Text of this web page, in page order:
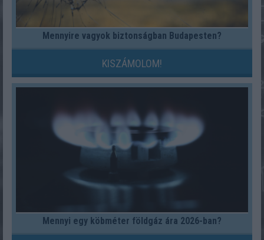
Mennyire vagyok biztonságban Budapesten?
KISZÁMOLOM!
Mennyi egy köbméter földgáz ára 2026-ban?